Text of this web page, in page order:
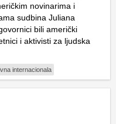
novinarima i
sudbina Juliana
bili američki
i aktivisti za ljudska
internacionala